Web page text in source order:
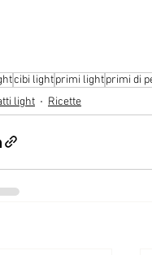
cibi lightprimi lightprimi di
light
Ricette